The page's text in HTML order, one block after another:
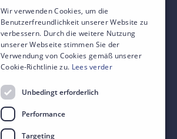
Neuigkeiten
Kontakt
FRENCH
Wir verwenden Cookies, um die
Benutzerfreundlichkeit unserer Website zu
verbessern. Durch die weitere Nutzung
unserer Webseite stimmen Sie der
Verwendung von Cookies gemäß unserer
Cookie-Richtlinie zu. Lees verder
Unbedingt erforderlich
Performance
Targeting